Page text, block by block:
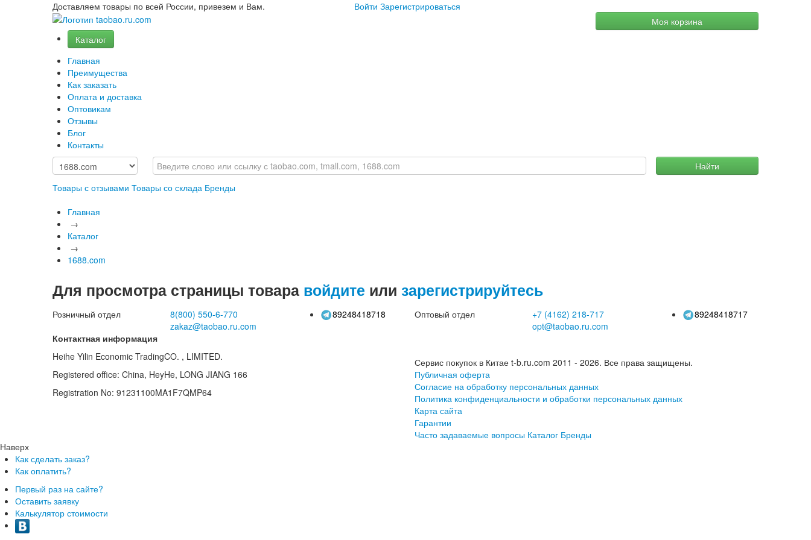
Доставляем товары по всей России, привезем и Вам. Войти Зарегистрироваться
Моя корзина
Каталог
Главная
Преимущества
Как заказать
Оплата и доставка
Оптовикам
Отзывы
Блог
Контакты
Товары с отзывами Товары со склада Бренды
Найти
Главная
→
Каталог
→
1688.com
Для просмотра страницы товара войдите или зарегистрируйтесь
Розничный отдел 8(800) 550-6-770
zakaz@taobao.ru.com
89248418718 Оптовый отдел +7 (4162) 218-717
opt@taobao.ru.com
89248418717
Контактная информация
Heihe Yilin Economic TradingCO. , LIMITED.
Registered office: China, HeyHe, LONG JIANG 166
Registration No: 91231100MA1F7QMP64
Сервис покупок в Китае t-b.ru.com 2011 - 2026. Все права защищены.
Публичная оферта
Согласие на обработку персональных данных
Политика конфиденциальности и обработки персональных данных
Карта сайта
Гарантии
Часто задаваемые вопросы Каталог Бренды
Наверх
Как сделать заказ?
Как оплатить?
Первый раз на сайте?
Оставить заявку
Калькулятор стоимости